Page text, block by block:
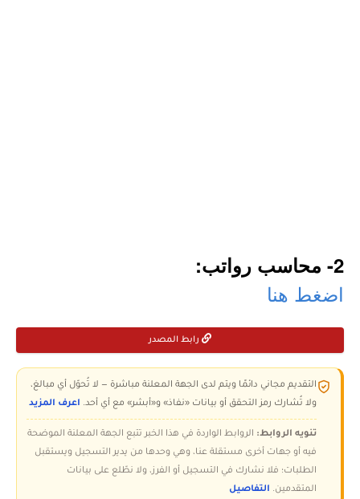
2- محاسب رواتب:
اضغط هنا
رابط المصدر
التقديم مجاني دائمًا ويتم لدى الجهة المعلنة مباشرة — لا تُحوّل أي مبالغ،
ولا تُشارك رمز التحقق أو بيانات «نفاذ» و«أبشر» مع أي أحد. اعرف المزيد
تنويه الروابط: الروابط الواردة في هذا الخبر تتبع الجهة المعلنة الموضحة
فيه أو جهات أخرى مستقلة عنا، وهي وحدها من يدير التسجيل ويستقبل
الطلبات؛ فلا نشارك في التسجيل أو الفرز، ولا نطّلع على بيانات
المتقدمين. التفاصيل